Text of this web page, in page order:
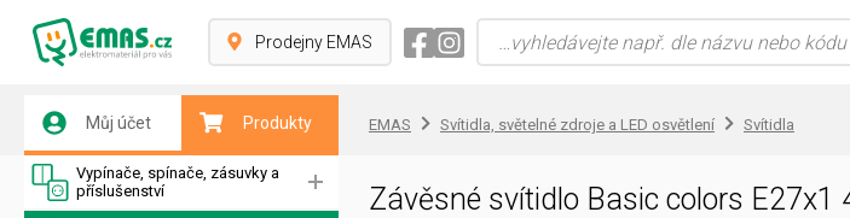
Prodejny EMAS
Můj účet Produkty
Vypínače, spínače, zásuvky a
příslušenství
EMAS Svítidla, světelné zdroje a LED osvětlení Svítidla
Závěsné svítidlo Basic colors E27x1